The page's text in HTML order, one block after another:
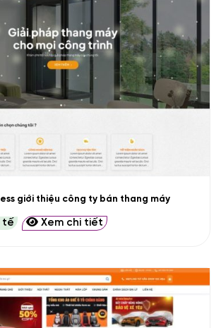
giới thiệu công ty bán thang máy
tế Xem chi tiết